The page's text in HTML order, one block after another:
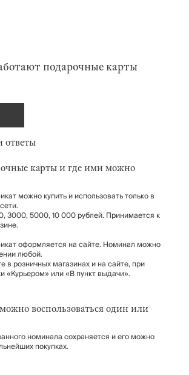
подарочные карты
ответы
карты и где ими можно
можно купить и использовать только в
3000, 5000, 10 000 рублей. Принимается к
оформляется на сайте. Номинал можно
любой.
в розничных магазинах и на сайте, при
«Курьером» или «В пункт выдачи».
воспользоваться один или
номинала сохраняется и его можно
покупках.